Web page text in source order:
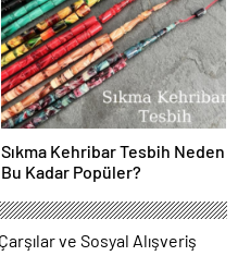
Sıkma Kehribar Tesbih Neden
Bu Kadar Popüler?